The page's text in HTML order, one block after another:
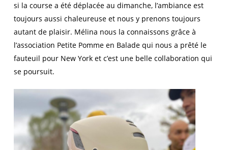
si la course a été déplacée au dimanche, l’ambiance est
toujours aussi chaleureuse et nous y prenons toujours
autant de plaisir. Mélina nous la connaissons grâce à
l’association Petite Pomme en Balade qui nous a prêté le
fauteuil pour New York et c’est une belle collaboration qui
se poursuit.